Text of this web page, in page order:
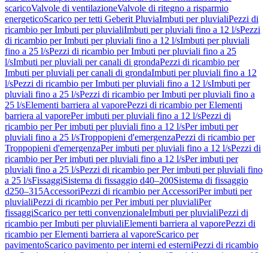
scaricoValvole di ventilazioneValvole di ritegno a risparmio
energeticoScarico per tetti Geberit PluviaImbuti per pluvialiPezzi di
ricambio per Imbuti per pluvialiImbuti per pluviali fino a 12 l/sPezzi
di ricambio per Imbuti per pluviali fino a 12 l/sImbuti per pluviali
fino a 25 l/sPezzi di ricambio per Imbuti per pluviali fino a 25
l/sImbuti per pluviali per canali di grondaPezzi di ricambio per
Imbuti per pluviali per canali di grondaImbuti per pluviali fino a 12
l/sPezzi di ricambio per Imbuti per pluviali fino a 12 l/sImbuti per
pluviali fino a 25 l/sPezzi di ricambio per Imbuti per pluviali fino a
25 l/sElementi barriera al vaporePezzi di ricambio per Elementi
barriera al vaporePer imbuti per pluviali fino a 12 l/sPezzi di
ricambio per Per imbuti per pluviali fino a 12 l/sPer imbuti per
pluviali fino a 25 l/sTroppopieni d'emergenzaPezzi di ricambio per
Troppopieni d'emergenzaPer imbuti per pluviali fino a 12 l/sPezzi di
ricambio per Per imbuti per pluviali fino a 12 l/sPer imbuti per
pluviali fino a 25 l/sPezzi di ricambio per Per imbuti per pluviali fino
a 25 l/sFissaggiSistema di fissaggio d40–200Sistema di fissaggio
d250–315AccessoriPezzi di ricambio per AccessoriPer imbuti per
pluvialiPezzi di ricambio per Per imbuti per pluvialiPer
fissaggiScarico per tetti convenzionaleImbuti per pluvialiPezzi di
ricambio per Imbuti per pluvialiElementi barriera al vaporePezzi di
ricambio per Elementi barriera al vaporeScarico per
pavimentoScarico pavimento per interni ed esterniPezzi di ricambio